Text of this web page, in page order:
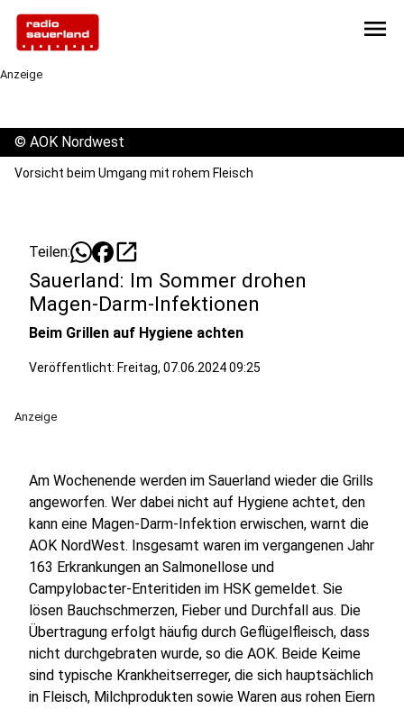
menu
Anzeige
© AOK Nordwest
Vorsicht beim Umgang mit rohem Fleisch
Teilen: open_in_new
Sauerland: Im Sommer drohen
Magen-Darm-Infektionen
Beim Grillen auf Hygiene achten
Veröffentlicht: Freitag, 07.06.2024 09:25
Anzeige
Am Wochenende werden im Sauerland wieder die Grills
angeworfen. Wer dabei nicht auf Hygiene achtet, den
kann eine Magen-Darm-Infektion erwischen, warnt die
AOK NordWest. Insgesamt waren im vergangenen Jahr
163 Erkrankungen an Salmonellose und
Campylobacter-Enteritiden im HSK gemeldet. Sie
lösen Bauchschmerzen, Fieber und Durchfall aus. Die
Übertragung erfolgt häufig durch Geflügelfleisch, dass
nicht durchgebraten wurde, so die AOK. Beide Keime
sind typische Krankheitserreger, die sich hauptsächlich
in Fleisch, Milchprodukten sowie Waren aus rohen Eiern